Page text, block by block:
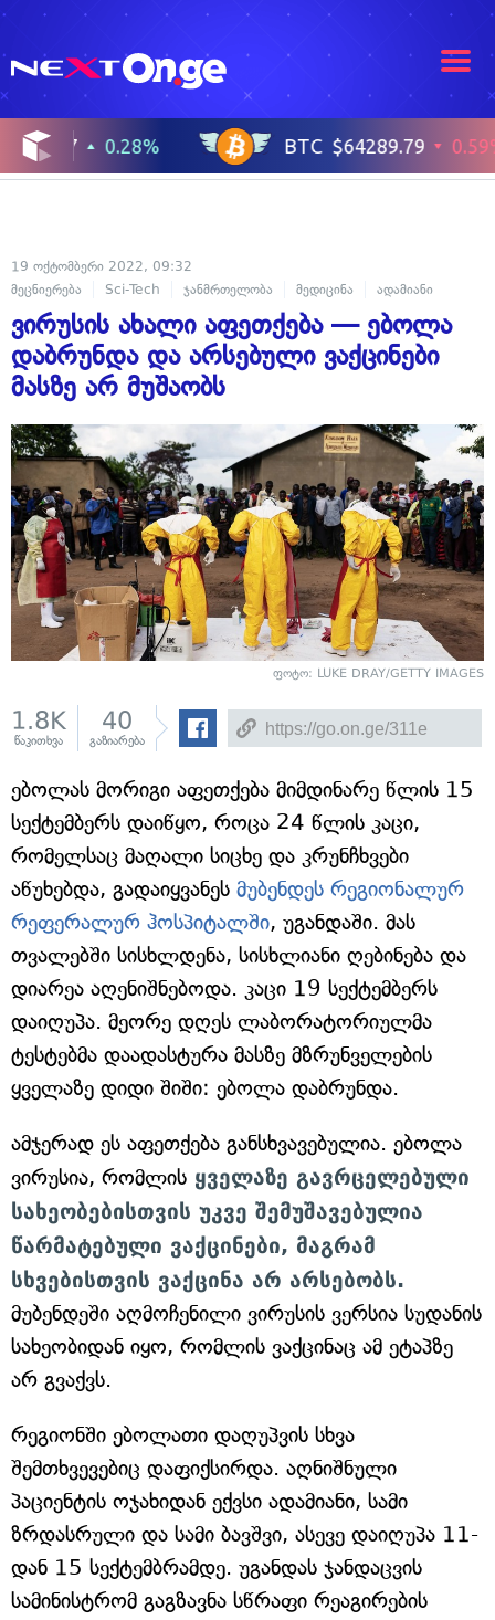
19 ოქტომბერი 2022, 09:32
მეცნიერება
Sci-Tech ჯანმრთელობა მედიცინა ადამიანი
ვირუსის ახალი აფეთქება — ებოლა
დაბრუნდა და არსებული ვაქცინები
მასზე არ მუშაობს
ფოტო: LUKE DRAY/GETTY IMAGES
1.8K
წაკითხვა
40
გაზიარება
ებოლას მორიგი აფეთქება მიმდინარე წლის 15
სექტემბერს დაიწყო, როცა 24 წლის კაცი,
რომელსაც მაღალი სიცხე და კრუნჩხვები
აწუხებდა, გადაიყვანეს მუბენდეს რეგიონალურ
რეფერალურ ჰოსპიტალში, უგანდაში. მას
თვალებში სისხლდენა, სისხლიანი ღებინება და
დიარეა აღენიშნებოდა. კაცი 19 სექტემბერს
დაიღუპა. მეორე დღეს ლაბორატორიულმა
ტესტებმა დაადასტურა მასზე მზრუნველების
ყველაზე დიდი შიში: ებოლა დაბრუნდა.
ამჯერად ეს აფეთქება განსხვავებულია. ებოლა
ვირუსია, რომლის ყველაზე გავრცელებული
სახეობებისთვის უკვე შემუშავებულია
წარმატებული ვაქცინები, მაგრამ
სხვებისთვის ვაქცინა არ არსებობს.
მუბენდეში აღმოჩენილი ვირუსის ვერსია სუდანის
სახეობიდან იყო, რომლის ვაქცინაც ამ ეტაპზე
არ გვაქვს.
რეგიონში ებოლათი დაღუპვის სხვა
შემთხვევებიც დაფიქსირდა. აღნიშნული
პაციენტის ოჯახიდან ექვსი ადამიანი, სამი
ზრდასრული და სამი ბავშვი, ასევე დაიღუპა 11-
დან 15 სექტემბრამდე. უგანდას ჯანდაცვის
სამინისტრომ გაგზავნა სწრაფი რეაგირების